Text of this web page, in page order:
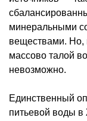
минеральными
веществами. Но,
массово талой
невозможно.
Единственный
питьевой воды в